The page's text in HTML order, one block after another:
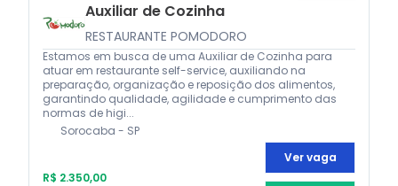
Auxiliar de Cozinha
RESTAURANTE POMODORO
Estamos em busca de uma Auxiliar de Cozinha para
atuar em restaurante self-service, auxiliando na
preparação, organização e reposição dos alimentos,
garantindo qualidade, agilidade e cumprimento das
normas de higi...
Sorocaba - SP
R$ 2.350,00
Ver vaga